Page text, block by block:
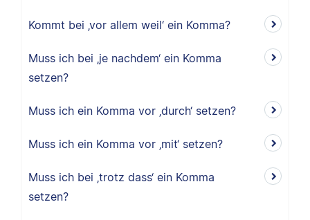
Kommt bei ‚vor allem weil‘ ein Komma?
Muss ich bei ‚je nachdem‘ ein Komma
setzen?
Muss ich ein Komma vor ‚durch‘ setzen?
Muss ich ein Komma vor ‚mit‘ setzen?
Muss ich bei ‚trotz dass‘ ein Komma
setzen?